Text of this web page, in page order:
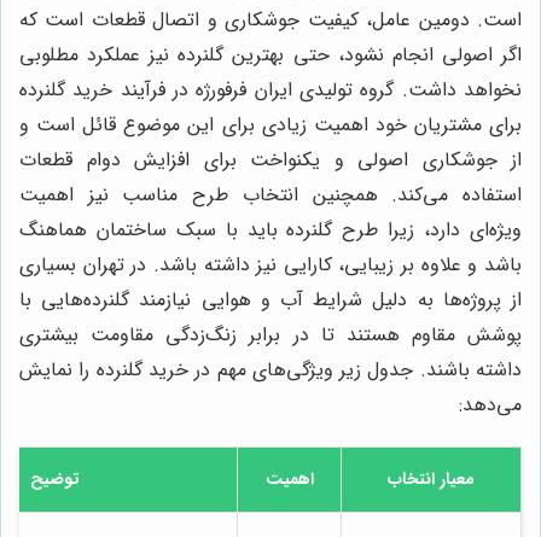
است. دومین عامل، کیفیت جوشکاری و اتصال قطعات است که
اگر اصولی انجام نشود، حتی بهترین گلنرده نیز عملکرد مطلوبی
نخواهد داشت. گروه تولیدی ایران فرفورژه در فرآیند خرید گلنرده
برای مشتریان خود اهمیت زیادی برای این موضوع قائل است و
از جوشکاری اصولی و یکنواخت برای افزایش دوام قطعات
استفاده می‌کند. همچنین انتخاب طرح مناسب نیز اهمیت
ویژه‌ای دارد، زیرا طرح گلنرده باید با سبک ساختمان هماهنگ
باشد و علاوه بر زیبایی، کارایی نیز داشته باشد. در تهران بسیاری
از پروژه‌ها به دلیل شرایط آب و هوایی نیازمند گلنرده‌هایی با
پوشش مقاوم هستند تا در برابر زنگ‌زدگی مقاومت بیشتری
داشته باشند. جدول زیر ویژگی‌های مهم در خرید گلنرده را نمایش
می‌دهد:
معیار انتخاب اهمیت توضیح